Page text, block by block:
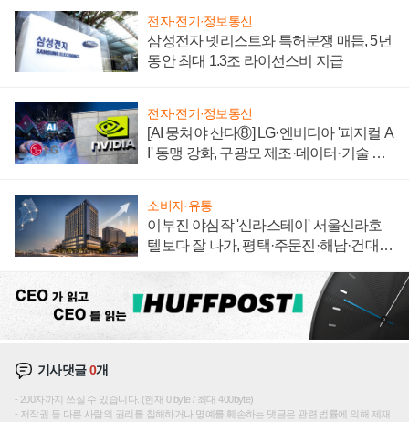
전자·전기·정보통신
삼성전자 넷리스트와 특허분쟁 매듭, 5년
동안 최대 1.3조 라이선스비 지급
전자·전기·정보통신
[AI 뭉쳐야 산다⑧] LG·엔비디아 '피지컬 A
I' 동맹 강화, 구광모 제조·데이터·기술 결
소비자·유통
이부진 야심작 '신라스테이' 서울신라호
텔보다 잘 나가, 평택·주문진·해남·건대로
기사댓글0개
200자까지 쓰실 수 있습니다. (현재 0 byte / 최대 400byte)
저작권 등 다른 사람의 권리를 침해하거나 명예를 훼손하는 댓글은 관련 법률에 의해 제재